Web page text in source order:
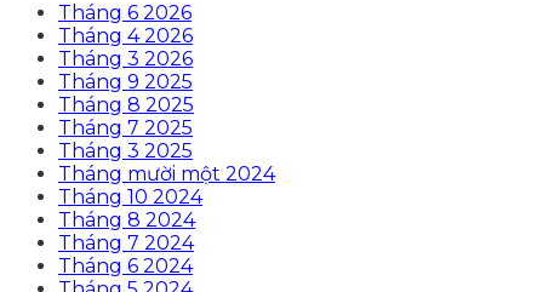
Tháng 6 2026
Tháng 4 2026
Tháng 3 2026
Tháng 9 2025
Tháng 8 2025
Tháng 7 2025
Tháng 3 2025
Tháng mười một 2024
Tháng 10 2024
Tháng 8 2024
Tháng 7 2024
Tháng 6 2024